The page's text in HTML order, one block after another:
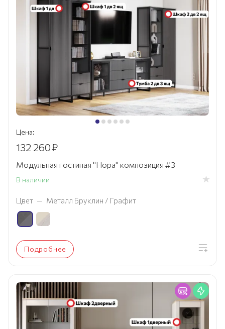
Цена:
132 260₽
Модульная гостиная "Нора" композиция #3
В наличии
Цвет — Металл Бруклин / Графит
Подробнее